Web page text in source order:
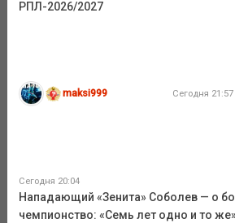
РПЛ-2026/2027
maksi999 Сегодня 21:57
Сегодня 20:04
Нападающий «Зенита» Соболев — о
чемпионство: «Семь лет одно и то